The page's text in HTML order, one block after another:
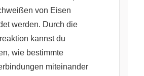
von Eisen
werden. Durch die
kannst du
wie bestimmte
miteinander